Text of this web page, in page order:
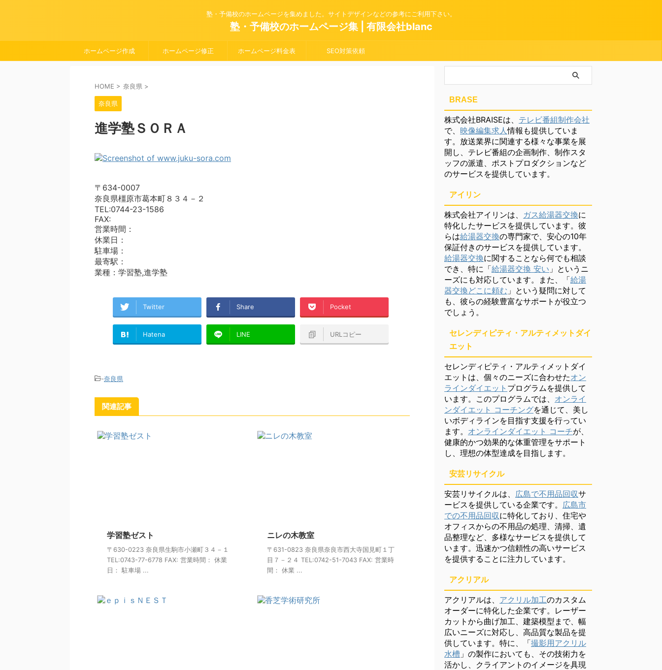
塾・予備校のホームページを集めました。サイトデザインなどの参考にご利用下さい。
塾・予備校のホームページ集 | 有限会社blanc
ホームページ作成 ホームページ修正 ホームページ料金表 SEO対策依頼
HOME > 奈良県 >
奈良県
進学塾ＳＯＲＡ
〒634-0007
奈良県橿原市葛本町８３４－２
TEL:0744-23-1586
FAX:
営業時間：
休業日：
駐車場：
最寄駅：
業種：学習塾,進学塾
Twitter Share Pocket
Hatena LINE URLコピー
-奈良県
関連記事
学習塾ゼスト
〒630-0223 奈良県生駒市小瀬町３４－１
TEL:0743-77-6778 FAX: 営業時間： 休業
日： 駐車場 ...
ニレの木教室
〒631-0823 奈良県奈良市西大寺国見町１丁
目７－２４ TEL:0742-51-7043 FAX: 営業時
間： 休業 ...
BRASE
株式会社BRAISEは、 テレビ番組制作会社
で、 映像編集求人情報も提供していま
す。放送業界に関連する様々な事業を展
開し、テレビ番組の企画制作、制作スタ
ッフの派遣、ポストプロダクションなど
のサービスを提供しています。
アイリン
株式会社アイリンは、 ガス給湯器交換に
特化したサービスを提供しています。彼
らは給湯器交換の専門家で、安心の10年
保証付きのサービスを提供しています。
給湯器交換に関することなら何でも相談
でき、特に「給湯器交換 安い 」というニ
ーズにも対応しています。また、「給湯
器交換どこに頼む 」という疑問に対して
も、彼らの経験豊富なサポートが役立つ
でしょう。
セレンディピティ・アルティメットダイ
エット
セレンディピティ・アルティメットダイ
エットは、個々のニーズに合わせたオン
ラインダイエット プログラムを提供して
います。このプログラムでは、 オンライ
ンダイエット コーチングを通じて、美し
いボディラインを目指す支援を行ってい
ます。 オンラインダイエット コーチが、
健康的かつ効果的な体重管理をサポート
し、理想の体型達成を目指します。
安芸リサイクル
安芸リサイクルは、 広島で不用品回収サ
ービスを提供している企業です。 広島市
での不用品回収に特化しており、住宅や
オフィスからの不用品の処理、清掃、遺
品整理など、多様なサービスを提供して
います。迅速かつ信頼性の高いサービス
を提供することに注力しています。
アクリアル
アクリアルは、 アクリル加工のカスタム
オーダーに特化した企業です。レーザー
カットから曲げ加工、建築模型まで、幅
広いニーズに対応し、高品質な製品を提
供しています。特に、「撮影用アクリル
水槽 」の製作においても、その技術力を
活かし、クライアントのイメージを具現